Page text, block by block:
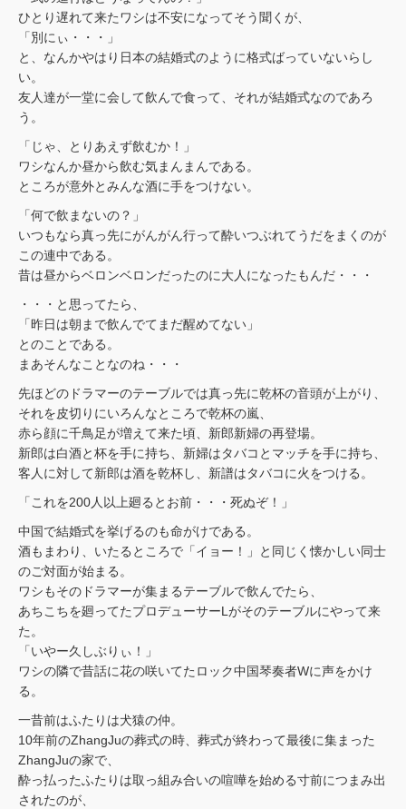
ひとり遅れて来たワシは不安になってそう聞くが、
「別にぃ・・・」
と、なんかやはり日本の結婚式のように格式ばっていないらし
い。
友人達が一堂に会して飲んで食って、それが結婚式なのであろ
う。
「じゃ、とりあえず飲むか！」
ワシなんか昼から飲む気まんまんである。
ところが意外とみんな酒に手をつけない。
「何で飲まないの？」
いつもなら真っ先にがんがん行って酔いつぶれてうだをまくのが
この連中である。
昔は昼からベロンベロンだったのに大人になったもんだ・・・
・・・と思ってたら、
「昨日は朝まで飲んでてまだ醒めてない」
とのことである。
まあそんなことなのね・・・
先ほどのドラマーのテーブルでは真っ先に乾杯の音頭が上がり、
それを皮切りにいろんなところで乾杯の嵐、
赤ら顔に千鳥足が増えて来た頃、新郎新婦の再登場。
新郎は白酒と杯を手に持ち、新婦はタバコとマッチを手に持ち、
客人に対して新郎は酒を乾杯し、新譜はタバコに火をつける。
「これを200人以上廻るとお前・・・死ぬぞ！」
中国で結婚式を挙げるのも命がけである。
酒もまわり、いたるところで「イョー！」と同じく懐かしい同士
のご対面が始まる。
ワシもそのドラマーが集まるテーブルで飲んでたら、
あちこちを廻ってたプロデューサーLがそのテーブルにやって来
た。
「いやー久しぶりぃ！」
ワシの隣で昔話に花の咲いてたロック中国琴奏者Wに声をかけ
る。
一昔前はふたりは犬猿の仲。
10年前のZhangJuの葬式の時、葬式が終わって最後に集まった
ZhangJuの家で、
酔っ払ったふたりは取っ組み合いの喧嘩を始める寸前につまみ出
されたのが、